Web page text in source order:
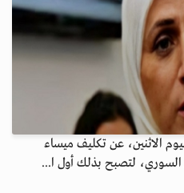
الاثنين، عن تكليف ميساء
السوري، لتصبح بذلك أول ا...